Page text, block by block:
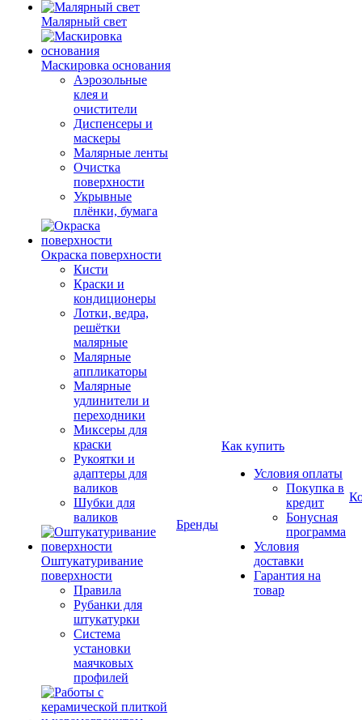
Малярный свет
Маскировка основания
Аэрозольные
клея и
очистители
Диспенсеры и
маскеры
Малярные ленты
Очистка
поверхности
Укрывные
плёнки, бумага
Окраска поверхности
Кисти
Краски и
кондиционеры
Лотки, ведра,
решётки
малярные
Малярные
аппликаторы
Малярные
удлинители и
переходники
Миксеры для
краски
Рукоятки и
адаптеры для
валиков
Шубки для
валиков
Оштукатуривание
поверхности
Правила
Рубанки для
штукатурки
Система
установки
маячковых
профилей
Бренды
Как купить
Условия оплаты
Покупка в
кредит
Бонусная
программа
Условия
доставки
Гарантия на
товар